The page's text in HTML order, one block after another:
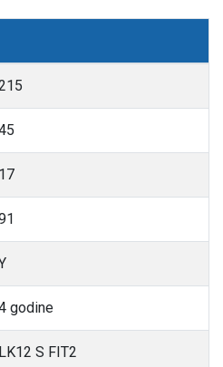
17
godine
LK12 S FIT2